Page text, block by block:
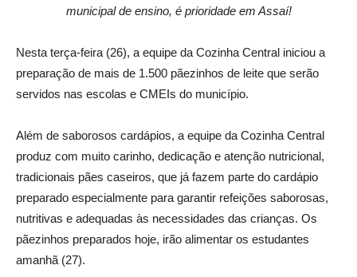
municipal de ensino, é prioridade em Assaí!
Nesta terça-feira (26), a equipe da Cozinha Central iniciou a
preparação de mais de 1.500 pãezinhos de leite que serão
servidos nas escolas e CMEIs do município.
Além de saborosos cardápios, a equipe da Cozinha Central
produz com muito carinho, dedicação e atenção nutricional,
tradicionais pães caseiros, que já fazem parte do cardápio
preparado especialmente para garantir refeições saborosas,
nutritivas e adequadas às necessidades das crianças. Os
pãezinhos preparados hoje, irão alimentar os estudantes
amanhã (27).